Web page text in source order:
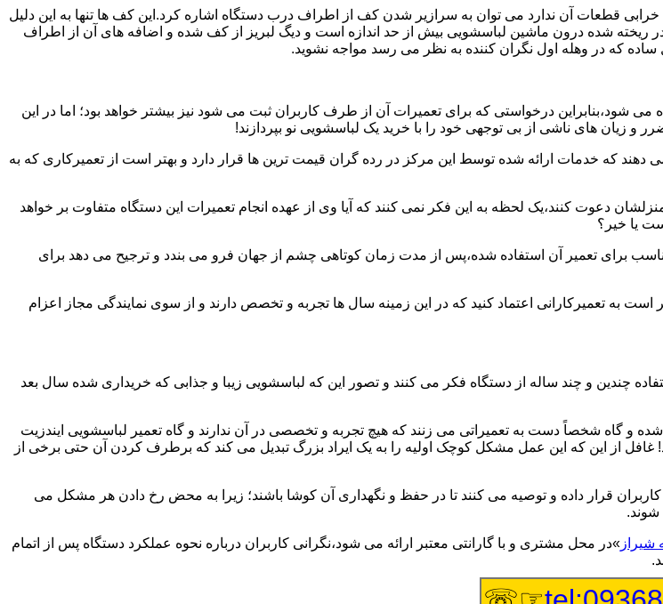
خرابی قطعات آن ندارد می توان به سرازیر شدن کف از اطراف درب دستگاه اشاره کرد.این کف ها تنها به این دلیل
ریخته شده درون ماشین لباسشویی بیش از حد اندازه است و دیگ لبریز از کف شده و اضافه های آن از اطراف
که در وهله اول نگران کننده به نظر می رسد مواجه نشوید.
شود،بنابراین درخواستی که برای تعمیرات آن از طرف کاربران ثبت می شود نیز بیشتر خواهد بود؛ اما در این
زیان های ناشی از بی توجهی خود را با خرید یک لباسشویی نو بپردازند!
می دهند که خدمات ارائه شده توسط این مرکز در رده گران قیمت ترین ها قرار دارد و بهتر است از تعمیرکاری که به
دعوت کنند،یک لحظه به این فکر نمی کنند که آیا وی از عهده انجام تعمیرات این دستگاه متفاوت بر خواهد
یا خیر؟
برای تعمیر آن استفاده شده،پس از مدت زمان کوتاهی چشم از جهان فرو می بندد و ترجیح می دهد برای
به تعمیرکارانی اعتماد کنید که در این زمینه سال ها تجربه و تخصص دارند و از سوی نمایندگی مجاز اعزام
چندین و چند ساله از دستگاه فکر می کنند و تصور این که لباسشویی زیبا و جذابی که خریداری شده سال بعد
و گاه شخصاً دست به تعمیراتی می زنند که هیچ تجربه و تخصصی در آن ندارند و گاه تعمیر لباسشویی ایندزیت
غافل از این که این عمل مشکل کوچک اولیه را به یک ایراد بزرگ تبدیل می کند که برطرف کردن آن حتی برخی از
قرار داده و توصیه می کنند تا در حفظ و نگهداری آن کوشا باشند؛ زیرا به محض رخ دادن هر مشکل می
شوند.
شیراز »در محل مشتری و با گارانتی معتبر ارائه می شود،نگرانی کاربران درباره نحوه عملکرد دستگاه پس از اتمام